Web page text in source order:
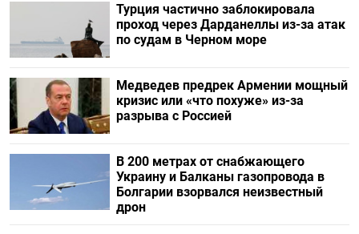
Турция частично заблокировала
проход через Дарданеллы из-за атак
по судам в Черном море
Медведев предрек Армении мощный
кризис или «что похуже» из-за
разрыва с Россией
В 200 метрах от снабжающего
Украину и Балканы газопровода в
Болгарии взорвался неизвестный
дрон